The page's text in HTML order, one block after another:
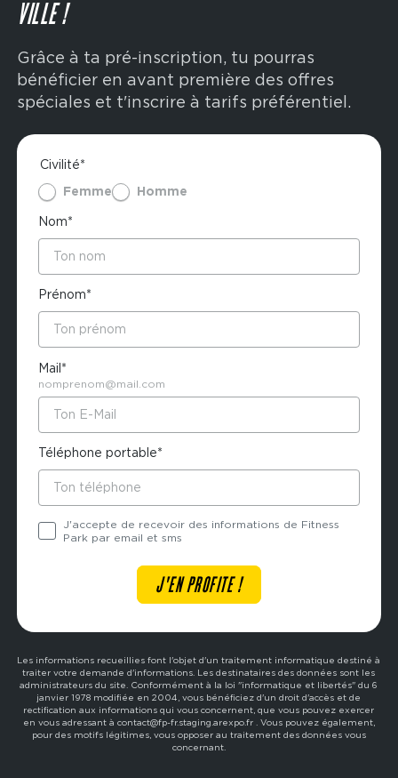
VILLE !
Grâce à ta pré-inscription, tu pourras
bénéficier en avant première des offres
spéciales et t'inscrire à tarifs préférentiel.
Civilité*
Femme
Homme
Nom*
Prénom*
Mail*
nomprenom@mail.com
Téléphone portable*
J'accepte de recevoir des informations de Fitness
Park par email et sms
Les informations recueillies font l'objet d'un traitement informatique destiné à
traiter votre demande d'informations. Les destinataires des données sont les
administrateurs du site. Conformément à la loi "informatique et libertés" du 6
janvier 1978 modifiée en 2004, vous bénéficiez d'un droit d'accès et de
rectification aux informations qui vous concernent, que vous pouvez exercer
en vous adressant à contact@fp-fr.staging.arexpo.fr . Vous pouvez également,
pour des motifs légitimes, vous opposer au traitement des données vous
concernant.